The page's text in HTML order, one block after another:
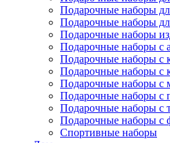
Подарочные наборы
Подарочные наборы
Подарочные наборы
Подарочные наборы с
Подарочные наборы с
Подарочные наборы с
Подарочные наборы с
Подарочные наборы с
Подарочные наборы с
Подарочные наборы с
Спортивные наборы